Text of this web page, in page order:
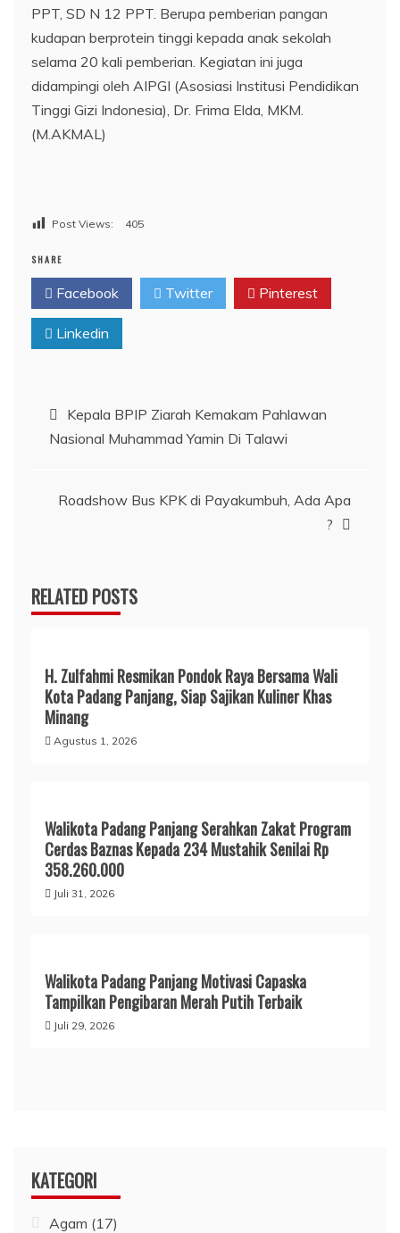
PPT, SD N 12 PPT. Berupa pemberian pangan
kudapan berprotein tinggi kepada anak sekolah
selama 20 kali pemberian. Kegiatan ini juga
didampingi oleh AIPGI (Asosiasi Institusi Pendidikan
Tinggi Gizi Indonesia), Dr. Frima Elda, MKM.
(M.AKMAL)
Post Views: 405
SHARE
Facebook Twitter Pinterest
Linkedin
Navigasi
pos
Kepala BPIP Ziarah Kemakam Pahlawan
Nasional Muhammad Yamin Di Talawi
Roadshow Bus KPK di Payakumbuh, Ada Apa
?
RELATED POSTS
H. Zulfahmi Resmikan Pondok Raya Bersama Wali
Kota Padang Panjang, Siap Sajikan Kuliner Khas
Minang
Agustus 1, 2026
Walikota Padang Panjang Serahkan Zakat Program
Cerdas Baznas Kepada 234 Mustahik Senilai Rp
358.260.000
Juli 31, 2026
Walikota Padang Panjang Motivasi Capaska
Tampilkan Pengibaran Merah Putih Terbaik
Juli 29, 2026
KATEGORI
Agam (17)